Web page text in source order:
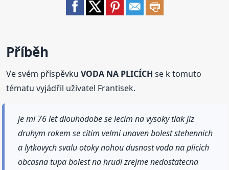
Příběh
Ve svém příspěvkuVODA NA PLICÍCH se k tomuto
tématu vyjádřil uživatel Frantisek.
je mi 76 let dlouhodobe se lecim na vysoky tlak jiz
druhym rokem se citim velmi unaven bolest stehennich
a lytkovych svalu otoky nohou dusnost voda na plicich
obcasna tupa bolest na hrudi zrejme nedostatecna